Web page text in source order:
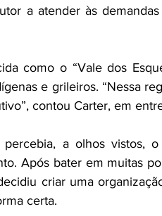
a atender às
como o “Vale dos
e grileiros. “Nessa
contou Carter, em
a olhos vistos,
Após bater em muitas
criar uma
certa.